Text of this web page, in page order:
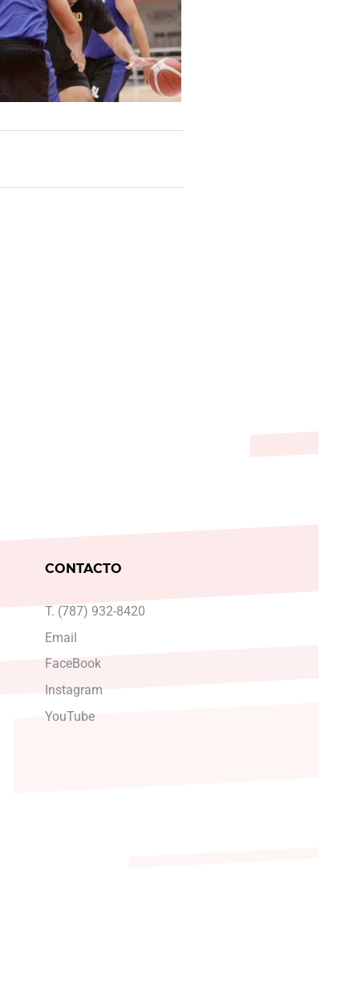
CONTACTO
T. (787) 932-8420
Email
FaceBook
Instagram
YouTube